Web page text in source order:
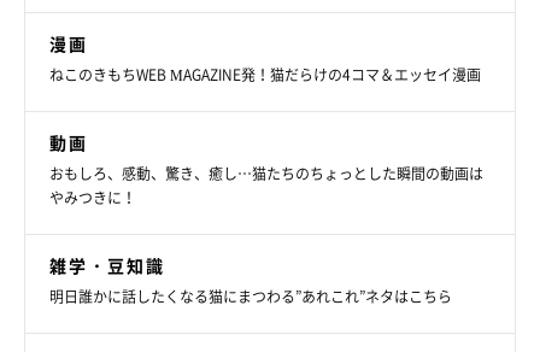
漫画
ねこのきもちWEB MAGAZINE発！猫だらけの4コマ＆エッセイ漫画
動画
おもしろ、感動、驚き、癒し…猫たちのちょっとした瞬間の動画は
やみつきに！
雑学・豆知識
明日誰かに話したくなる猫にまつわる”あれこれ”ネタはこちら